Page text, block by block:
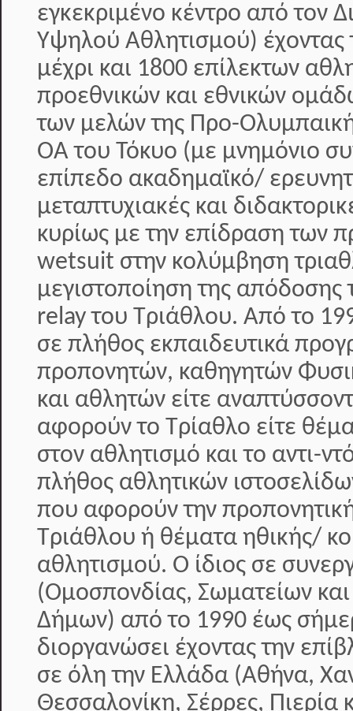
εγκεκριμένο κέντρο από τον
Υψηλού Αθλητισμού) έχοντας
μέχρι και 1800 επίλεκτων
προεθνικών και εθνικών
των μελών της Προ-
ΟΑ του Τόκυο (με μνημόνιο
επίπεδο ακαδημαϊκό/
μεταπτυχιακές και
κυρίως με την επίδραση των
wetsuit στην κολύμβηση
μεγιστοποίηση της
relay του Τριάθλου. Από το
σε πλήθος εκπαιδευτικά
προπονητών, καθηγητών
και αθλητών είτε
αφορούν το Τρίαθλο είτε
στον αθλητισμό και το αντι-
πλήθος αθλητικών
που αφορούν την
Τριάθλου ή θέματα ηθικής/
αθλητισμού. Ο ίδιος σε
(Ομοσπονδίας, Σωματείων
Δήμων) από το 1990 έως
διοργανώσει έχοντας την
σε όλη την Ελλάδα (Αθήνα,
Θεσσαλονίκη, Σέρρες, Πιερία